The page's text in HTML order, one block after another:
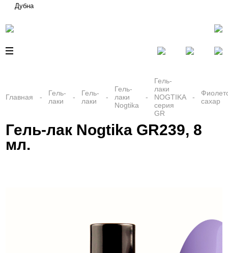
Дубна
Главная
Гель-
лаки
Гель-
лаки
Гель-
лаки
Nogtika
Гель-
лаки
NOGTIKA
серия
GR
сахар
Гель-лак Nogtika GR239, 8
мл.